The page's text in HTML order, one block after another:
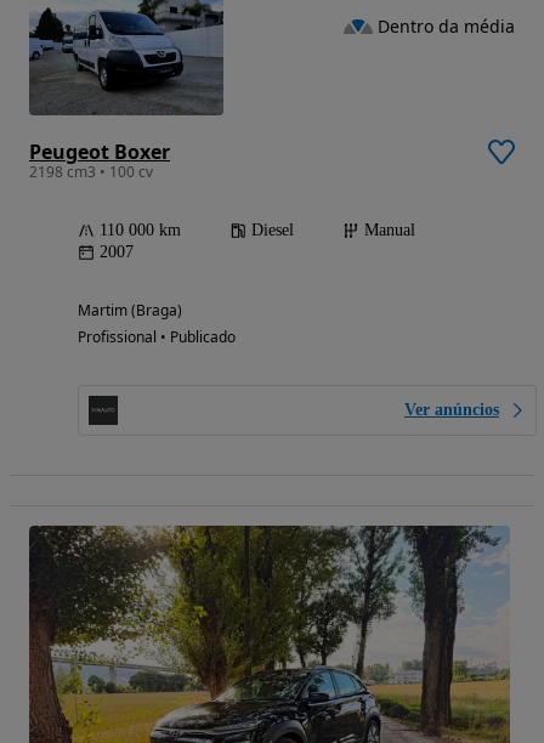
Peugeot Boxer
2198 cm3 • 100 cv
110 000 km Diesel
Manual
2007
Martim (Braga)
Profissional • Publicado
Ver anúncios
Dentro da média